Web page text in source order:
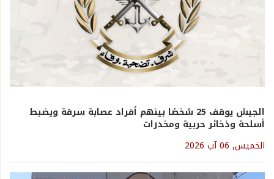
الجيش يوقف 25 شخصًا بينهم أفراد عصابة سرقة ويضبط
أسلحة وذخائر حربية ومخدرات
الخميس, 06 آب 2026